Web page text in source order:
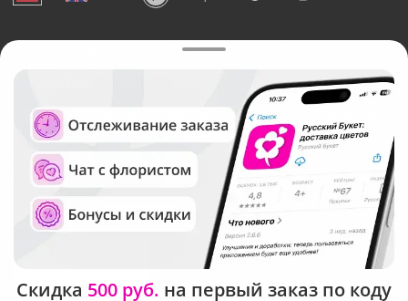
©Служба круглосуточной доставки цветов в
Русский Букет, 2026
Общество с ограниченной ответственностью «Технология»
ОГРН: 1195476081745, ИНН: 5410081997
Юридический адрес: г. Новосибирск, ул. Ипподромская,
д.42, оф. 3
Рейтинг Русского букета в г. Новосибирск
Скидка 500 руб. на первый заказ по коду